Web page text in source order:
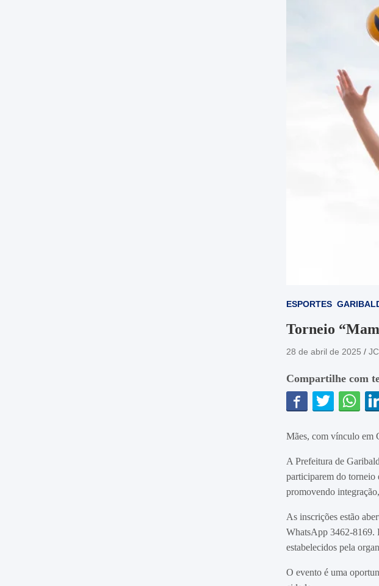
ESPORTES
Torneio
28 de abril de 2025
Compartilhe com
Mães, com vínculo em
A Prefeitura de
participarem do torneio
promovendo
As inscrições estão
WhatsApp 3462-8169.
estabelecidos pela
O evento é uma